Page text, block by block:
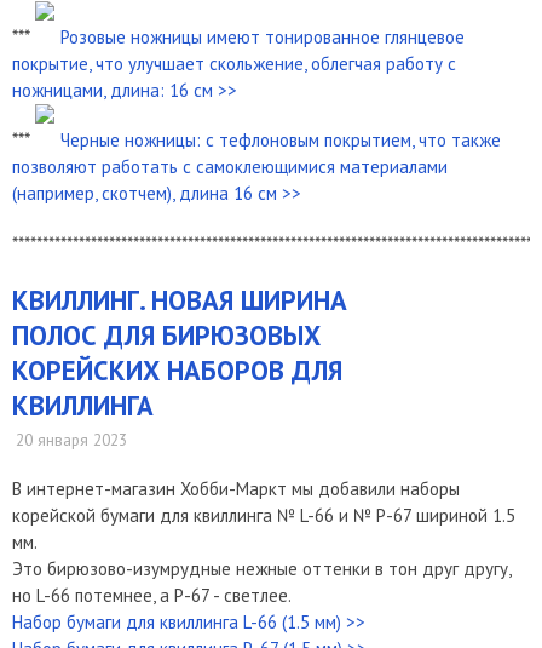
***
Розовые ножницы имеют тонированное глянцевое
покрытие, что улучшает скольжение, облегчая работу с
ножницами, длина: 16 см >>
***
Черные ножницы: с тефлоновым покрытием, что также
позволяют работать с самоклеющимися материалами
(например, скотчем), длина 16 см >>
КВИЛЛИНГ. НОВАЯ ШИРИНА
ПОЛОС ДЛЯ БИРЮЗОВЫХ
КОРЕЙСКИХ НАБОРОВ ДЛЯ
КВИЛЛИНГА
20 января 2023
В интернет-магазин Хобби-Маркт мы добавили наборы
корейской бумаги для квиллинга № L-66 и № P-67 шириной 1.5
мм.
Это бирюзово-изумрудные нежные оттенки в тон друг другу,
но L-66 потемнее, а P-67 - светлее.
Набор бумаги для квиллинга L-66 (1.5 мм) >>